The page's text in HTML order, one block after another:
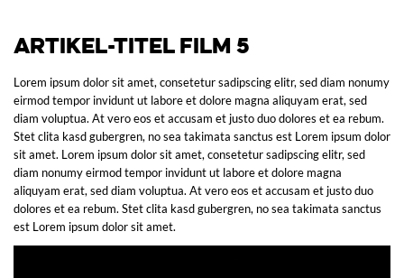
Artikel-Titel Film 5
Lorem ipsum dolor sit amet, consetetur sadipscing elitr, sed diam nonumy
eirmod tempor invidunt ut labore et dolore magna aliquyam erat, sed
diam voluptua. At vero eos et accusam et justo duo dolores et ea rebum.
Stet clita kasd gubergren, no sea takimata sanctus est Lorem ipsum dolor
sit amet. Lorem ipsum dolor sit amet, consetetur sadipscing elitr, sed
diam nonumy eirmod tempor invidunt ut labore et dolore magna
aliquyam erat, sed diam voluptua. At vero eos et accusam et justo duo
dolores et ea rebum. Stet clita kasd gubergren, no sea takimata sanctus
est Lorem ipsum dolor sit amet.